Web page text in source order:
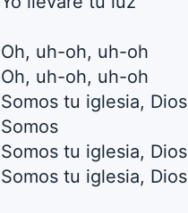
Oh, uh-oh, uh-oh
Oh, uh-oh, uh-oh
Somos tu iglesia, Dios
Somos
Somos tu iglesia, Dios
Somos tu iglesia, Dios